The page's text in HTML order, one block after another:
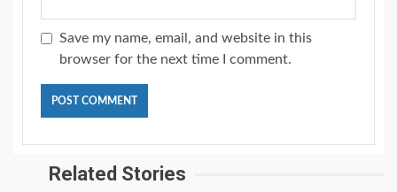
Save my name, email, and website in this
browser for the next time I comment.
Related Stories